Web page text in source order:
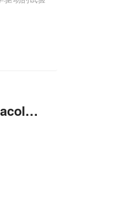
揭示中药复方